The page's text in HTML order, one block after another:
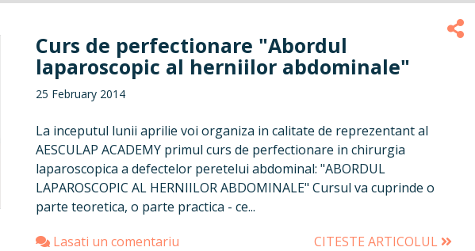
Curs de perfectionare "Abordul
laparoscopic al herniilor abdominale"
25 February 2014
La inceputul lunii aprilie voi organiza in calitate de reprezentant al
AESCULAP ACADEMY primul curs de perfectionare in chirurgia
laparoscopica a defectelor peretelui abdominal: "ABORDUL
LAPAROSCOPIC AL HERNIILOR ABDOMINALE" Cursul va cuprinde o
parte teoretica, o parte practica - ce...
Lasati un comentariu
CITESTE ARTICOLUL